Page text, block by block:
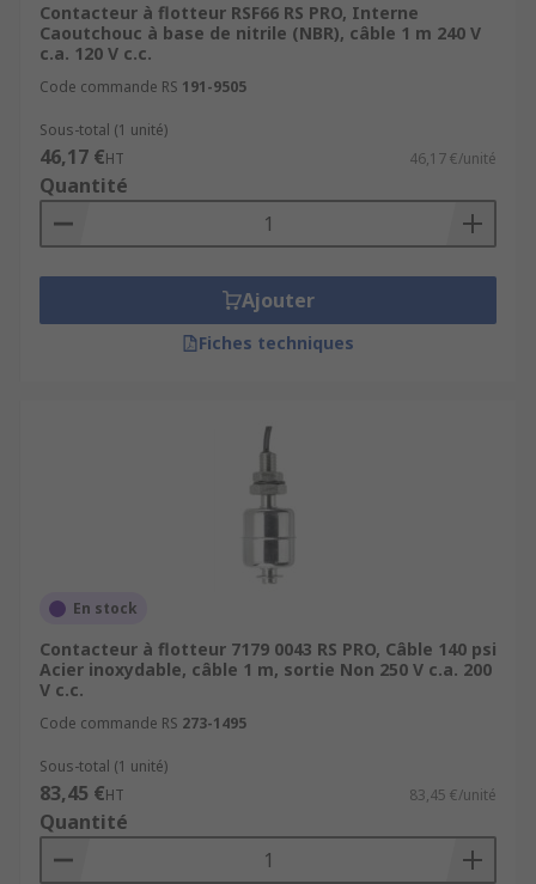
Contacteur à flotteur RSF66 RS PRO, Interne
Caoutchouc à base de nitrile (NBR), câble 1 m 240 V
c.a. 120 V c.c.
Code commande RS 191-9505
Sous-total (1 unité)
46,17 €HT 46,17 €/unité
Quantité
Ajouter
Fiches techniques
En stock
Contacteur à flotteur 7179 0043 RS PRO, Câble 140 psi
Acier inoxydable, câble 1 m, sortie Non 250 V c.a. 200
V c.c.
Code commande RS 273-1495
Sous-total (1 unité)
83,45 €HT 83,45 €/unité
Quantité